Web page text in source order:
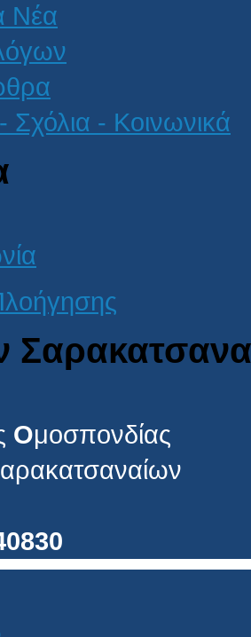
Νέα
Σχόλια - Κοινωνικά
Ομοσπονδίας
αρακατσαναίων